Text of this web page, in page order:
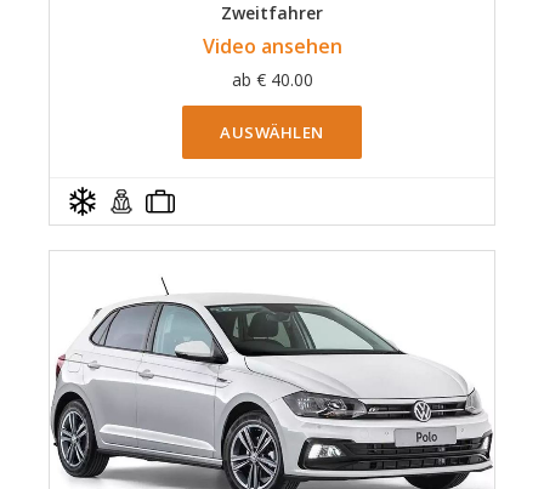
Zweitfahrer
Video ansehen
ab € 40.00
AUSWÄHLEN